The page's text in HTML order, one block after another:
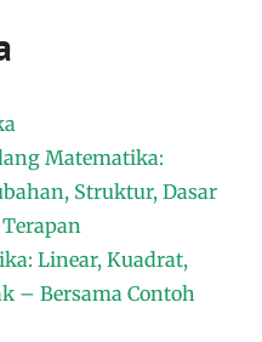
Matematika:
Struktur, Dasar
Linear, Kuadrat,
– Bersama Contoh